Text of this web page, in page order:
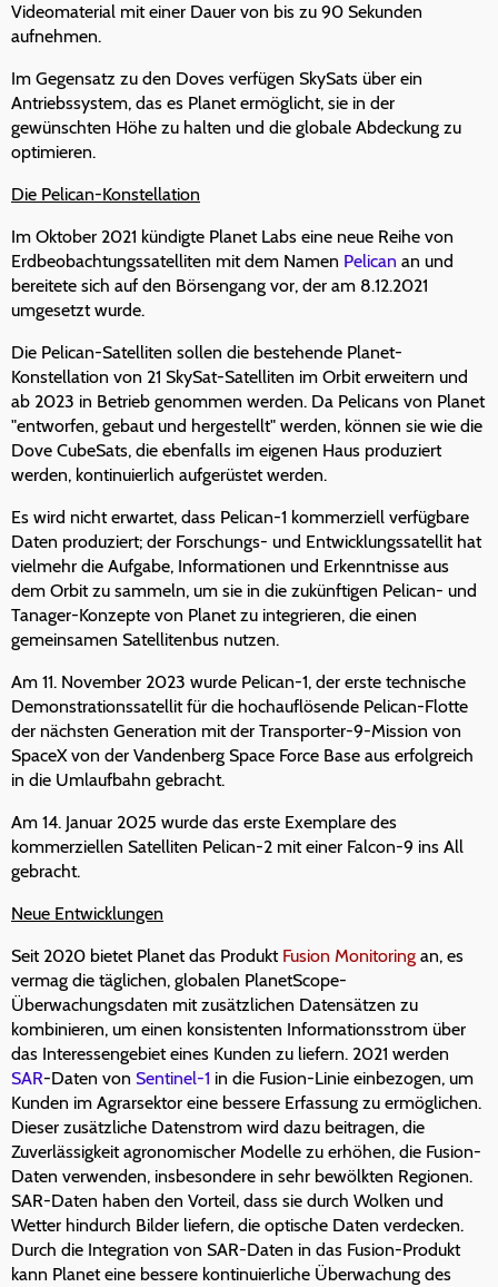
Videomaterial mit einer Dauer von bis zu 90 Sekunden
aufnehmen.
Im Gegensatz zu den Doves verfügen SkySats über ein
Antriebssystem, das es Planet ermöglicht, sie in der
gewünschten Höhe zu halten und die globale Abdeckung zu
optimieren.
Die Pelican-Konstellation
Im Oktober 2021 kündigte Planet Labs eine neue Reihe von
Erdbeobachtungssatelliten mit dem Namen Pelican an und
bereitete sich auf den Börsengang vor, der am 8.12.2021
umgesetzt wurde.
Die Pelican-Satelliten sollen die bestehende Planet-
Konstellation von 21 SkySat-Satelliten im Orbit erweitern und
ab 2023 in Betrieb genommen werden. Da Pelicans von Planet
"entworfen, gebaut und hergestellt" werden, können sie wie die
Dove CubeSats, die ebenfalls im eigenen Haus produziert
werden, kontinuierlich aufgerüstet werden.
Es wird nicht erwartet, dass Pelican-1 kommerziell verfügbare
Daten produziert; der Forschungs- und Entwicklungssatellit hat
vielmehr die Aufgabe, Informationen und Erkenntnisse aus
dem Orbit zu sammeln, um sie in die zukünftigen Pelican- und
Tanager-Konzepte von Planet zu integrieren, die einen
gemeinsamen Satellitenbus nutzen.
Am 11. November 2023 wurde Pelican-1, der erste technische
Demonstrationssatellit für die hochauflösende Pelican-Flotte
der nächsten Generation mit der Transporter-9-Mission von
SpaceX von der Vandenberg Space Force Base aus erfolgreich
in die Umlaufbahn gebracht.
Am 14. Januar 2025 wurde das erste Exemplare des
kommerziellen Satelliten Pelican-2 mit einer Falcon-9 ins All
gebracht.
Neue Entwicklungen
Seit 2020 bietet Planet das Produkt Fusion Monitoring an, es
vermag die täglichen, globalen PlanetScope-
Überwachungsdaten mit zusätzlichen Datensätzen zu
kombinieren, um einen konsistenten Informationsstrom über
das Interessengebiet eines Kunden zu liefern. 2021 werden
SAR-Daten von Sentinel-1 in die Fusion-Linie einbezogen, um
Kunden im Agrarsektor eine bessere Erfassung zu ermöglichen.
Dieser zusätzliche Datenstrom wird dazu beitragen, die
Zuverlässigkeit agronomischer Modelle zu erhöhen, die Fusion-
Daten verwenden, insbesondere in sehr bewölkten Regionen.
SAR-Daten haben den Vorteil, dass sie durch Wolken und
Wetter hindurch Bilder liefern, die optische Daten verdecken.
Durch die Integration von SAR-Daten in das Fusion-Produkt
kann Planet eine bessere kontinuierliche Überwachung des